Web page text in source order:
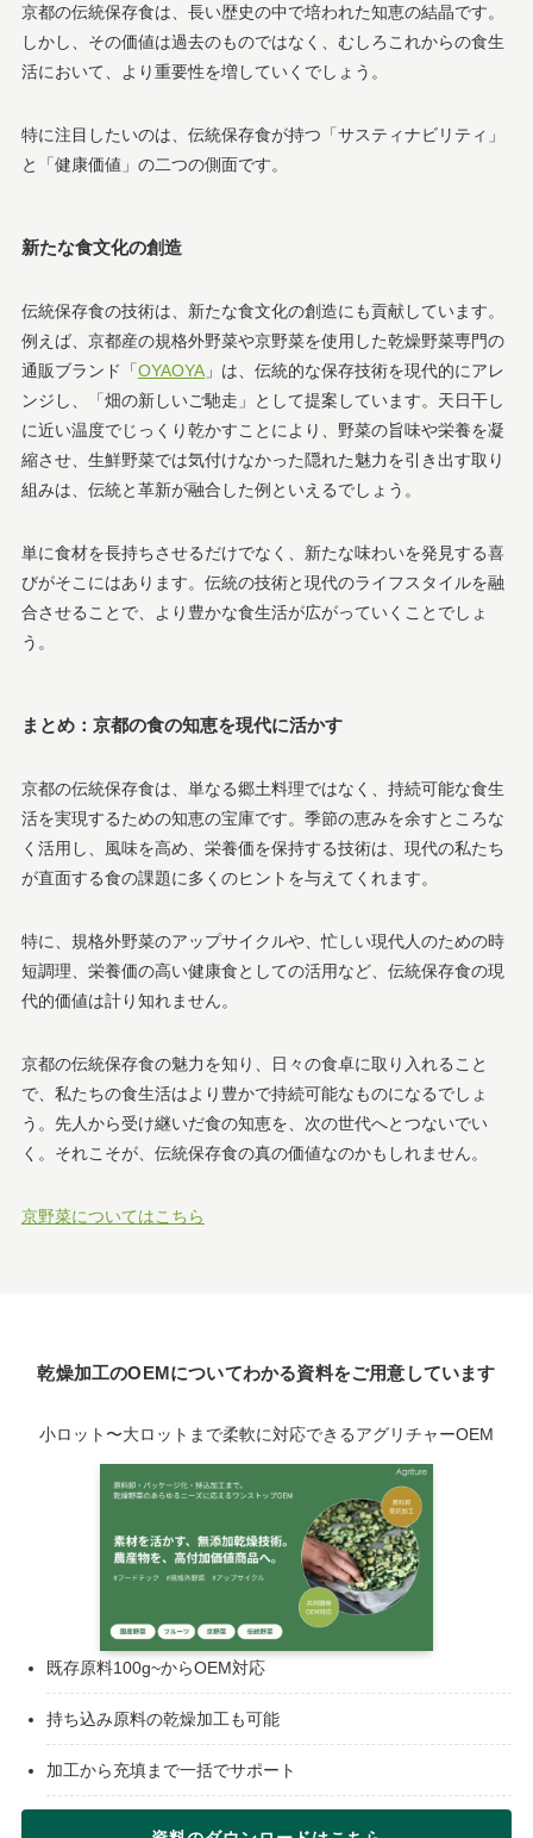
京都の伝統保存食は、長い歴史の中で培われた知恵の結晶です。
しかし、その価値は過去のものではなく、むしろこれからの食生
活において、より重要性を増していくでしょう。
特に注目したいのは、伝統保存食が持つ「サスティナビリティ」
と「健康価値」の二つの側面です。
新たな食文化の創造
伝統保存食の技術は、新たな食文化の創造にも貢献しています。
例えば、京都産の規格外野菜や京野菜を使用した乾燥野菜専門の
通販ブランド「OYAOYA」は、伝統的な保存技術を現代的にアレ
ンジし、「畑の新しいご馳走」として提案しています。天日干し
に近い温度でじっくり乾かすことにより、野菜の旨味や栄養を凝
縮させ、生鮮野菜では気付けなかった隠れた魅力を引き出す取り
組みは、伝統と革新が融合した例といえるでしょう。
単に食材を長持ちさせるだけでなく、新たな味わいを発見する喜
びがそこにはあります。伝統の技術と現代のライフスタイルを融
合させることで、より豊かな食生活が広がっていくことでしょ
う。
まとめ：京都の食の知恵を現代に活かす
京都の伝統保存食は、単なる郷土料理ではなく、持続可能な食生
活を実現するための知恵の宝庫です。季節の恵みを余すところな
く活用し、風味を高め、栄養価を保持する技術は、現代の私たち
が直面する食の課題に多くのヒントを与えてくれます。
特に、規格外野菜のアップサイクルや、忙しい現代人のための時
短調理、栄養価の高い健康食としての活用など、伝統保存食の現
代的価値は計り知れません。
京都の伝統保存食の魅力を知り、日々の食卓に取り入れること
で、私たちの食生活はより豊かで持続可能なものになるでしょ
う。先人から受け継いだ食の知恵を、次の世代へとつないでい
く。それこそが、伝統保存食の真の価値なのかもしれません。
京野菜についてはこちら
乾燥加工のOEMについてわかる資料をご用意しています
小ロット〜大ロットまで柔軟に対応できるアグリチャーOEM
既存原料100g~からOEM対応
持ち込み原料の乾燥加工も可能
加工から充填まで一括でサポート